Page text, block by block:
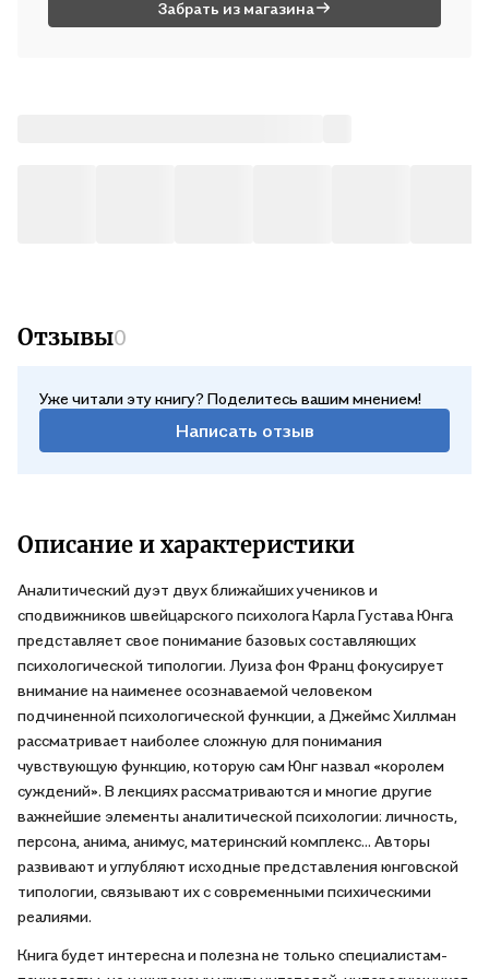
Забрать из магазина
Отзывы0
Уже читали эту книгу? Поделитесь вашим мнением!
Написать отзыв
Описание и характеристики
Аналитический дуэт двух ближайших учеников и
сподвижников швейцарского психолога Карла Густава Юнга
представляет свое понимание базовых составляющих
психологической типологии. Луиза фон Франц фокусирует
внимание на наименее осознаваемой человеком
подчиненной психологической функции, а Джеймс Хиллман
рассматривает наиболее сложную для понимания
чувствующую функцию, которую сам Юнг назвал «королем
суждений». В лекциях рассматриваются и многие другие
важнейшие элементы аналитической психологии: личность,
персона, анима, анимус, материнский комплекс... Авторы
развивают и углубляют исходные представления юнговской
типологии, связывают их с современными психическими
реалиями.
Книга будет интересна и полезна не только специалистам-